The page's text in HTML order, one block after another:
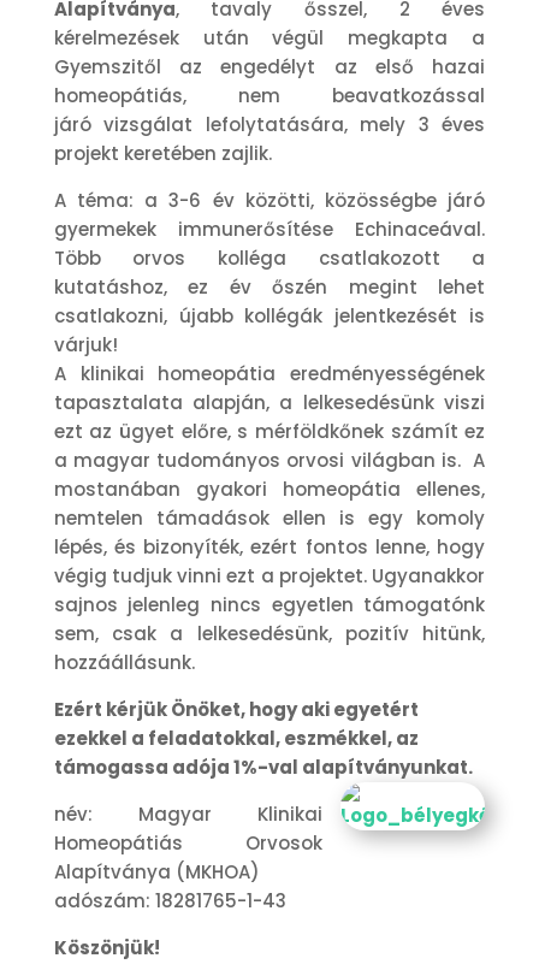
Alapítványa, tavaly ősszel, 2 éves
kérelmezések után végül megkapta a
Gyemszitől az engedélyt az első hazai
homeopátiás, nem beavatkozással
járó vizsgálat lefolytatására, mely 3 éves
projekt keretében zajlik.
A téma: a 3-6 év közötti, közösségbe járó
gyermekek immunerősítése Echinaceával.
Több orvos kolléga csatlakozott a
kutatáshoz, ez év őszén megint lehet
csatlakozni, újabb kollégák jelentkezését is
várjuk!
A klinikai homeopátia eredményességének
tapasztalata alapján, a lelkesedésünk viszi
ezt az ügyet előre, s mérföldkőnek számít ez
a magyar tudományos orvosi világban is. A
mostanában gyakori homeopátia ellenes,
nemtelen támadások ellen is egy komoly
lépés, és bizonyíték, ezért fontos lenne, hogy
végig tudjuk vinni ezt a projektet. Ugyanakkor
sajnos jelenleg nincs egyetlen támogatónk
sem, csak a lelkesedésünk, pozitív hitünk,
hozzáállásunk.
Ezért kérjük Önöket, hogy aki egyetért
ezekkel a feladatokkal, eszmékkel, az
támogassa adója 1%-val alapítványunkat.
név: Magyar Klinikai
Homeopátiás Orvosok
Alapítványa (MKHOA)
adószám: 18281765-1-43
Köszönjük!